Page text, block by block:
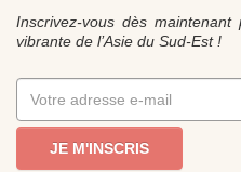
Inscrivez-vous dès
vibrante de l’Asie du Sud-Est !
JE M'INSCRIS